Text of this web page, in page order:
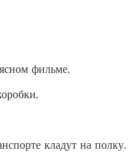
фильме.
кладут на полку.